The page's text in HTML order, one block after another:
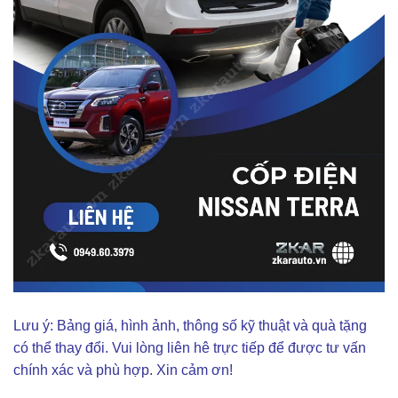
Lưu ý: Bảng giá, hình ảnh, thông số kỹ thuật và quà tặng
có thể thay đổi. Vui lòng liên hê trực tiếp để được tư vấn
chính xác và phù hợp. Xin cảm ơn!